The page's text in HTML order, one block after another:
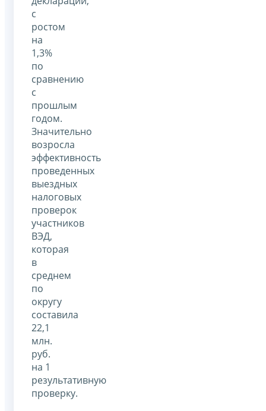
с
ростом
на
1,3%
по
сравнению
с
прошлым
годом.
Значительно
возросла
эффективность
проведенных
выездных
налоговых
проверок
участников
ВЭД,
которая
в
среднем
по
округу
составила
22,1
млн.
руб.
на 1
результативную
проверку.